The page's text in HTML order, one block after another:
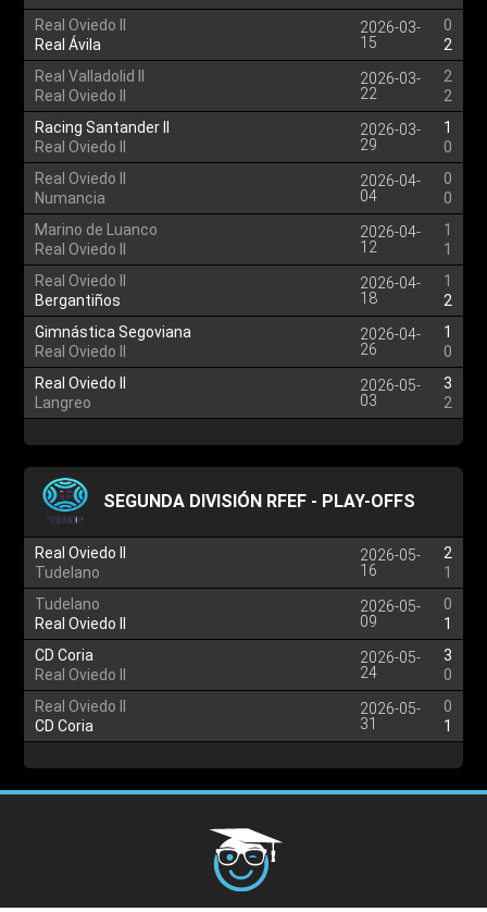
Real Oviedo II
Real Ávila
2026-03-
15
0
2
Real Valladolid II
Real Oviedo II
2026-03-
22
2
2
Racing Santander II
Real Oviedo II
2026-03-
29
1
0
Real Oviedo II
Numancia
2026-04-
04
0
0
Marino de Luanco
Real Oviedo II
2026-04-
12
1
1
Real Oviedo II
Bergantiños
2026-04-
18
1
2
Gimnástica Segoviana
Real Oviedo II
2026-04-
26
1
0
Real Oviedo II
Langreo
2026-05-
03
3
2
SEGUNDA DIVISIÓN RFEF - PLAY-OFFS
Real Oviedo II
Tudelano
2026-05-
16
2
1
Tudelano
Real Oviedo II
2026-05-
09
0
1
CD Coria
Real Oviedo II
2026-05-
24
3
0
Real Oviedo II
CD Coria
2026-05-
31
0
1